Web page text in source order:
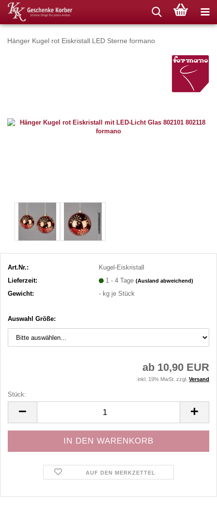
Hänger Kugel rot Eiskristall LED Sterne formano
Art.Nr.:
Kugel-Eiskristall
Lieferzeit:
1 - 4 Tage(Ausland abweichend)
Gewicht: - kg je Stück
Auswahl Größe:
ab 10,90 EUR
inkl. 19% MwSt. zzgl. Versand
Stück:
AUF DEN MERKZETTEL